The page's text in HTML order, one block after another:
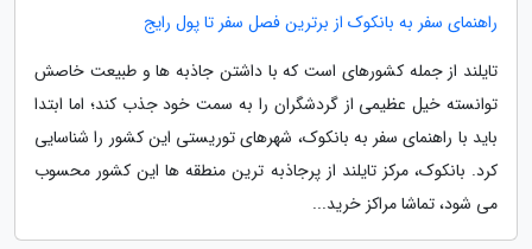
راهنمای سفر به بانکوک از برترین فصل سفر تا پول رایج
تایلند از جمله کشورهای است که با داشتن جاذبه ها و طبیعت خاصش
توانسته خیل عظیمی از گردشگران را به سمت خود جذب کند؛ اما ابتدا
باید با راهنمای سفر به بانکوک، شهرهای توریستی این کشور را شناسایی
کرد. بانکوک، مرکز تایلند از پرجاذبه ترین منطقه ها این کشور محسوب
می شود، تماشا مراکز خرید...